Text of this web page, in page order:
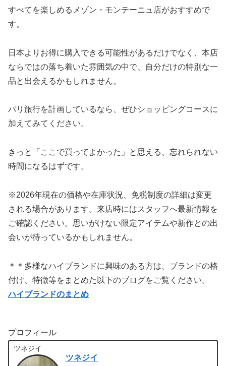
すべてを楽しめるメゾン・モンテーニュ店がおすすめで
す。
日本よりお得に購入できる可能性があるだけでなく、本店
ならではの落ち着いた雰囲気の中で、自分だけの特別な一
品と出会えるかもしれません。
パリ旅行を計画しているなら、ぜひショッピングコースに
加えてみてください。
きっと「ここで買ってよかった」と思える、忘れられない
時間になるはずです。
※2026年現在の価格や在庫状況、免税制度の詳細は変更
される場合があります。来店時にはスタッフへ最新情報を
ご確認ください。思いがけない限定アイテムや新作との出
会いが待っているかもしれません。
＊＊多様なハイブランドに興味のある方は、ブランドの格
付け、特徴等をまとめた以下のブログをご覧ください。
ハイブランドのまとめ
プロフィール
ツネジイ
ツネジイ